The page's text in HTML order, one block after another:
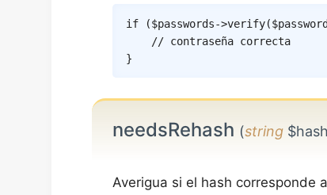
if ($passwords->verify($password
// contraseña correcta
}
needsRehash (string
Averigua si el hash corresponde